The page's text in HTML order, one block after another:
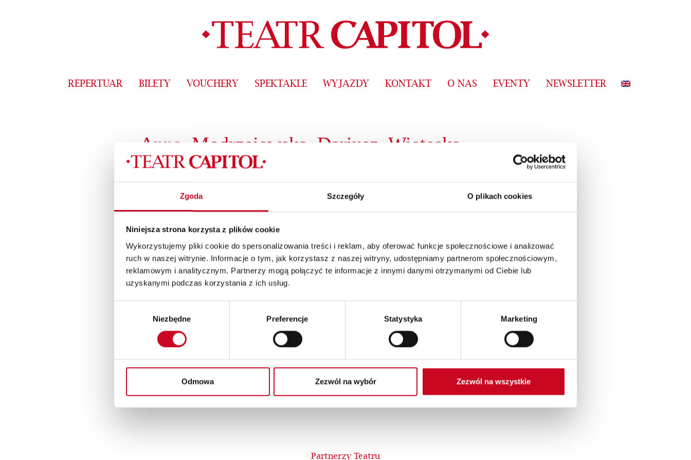
Zgoda Szczegóły O plikach cookies
Niniejsza strona korzysta z plików cookie
Wykorzystujemy pliki cookie do spersonalizowania treści i reklam, aby oferować funkcje społecznościowe i analizować
ruch w naszej witrynie. Informacje o tym, jak korzystasz z naszej witryny, udostępniamy partnerom społecznościowym,
reklamowym i analitycznym. Partnerzy mogą połączyć te informacje z innymi danymi otrzymanymi od Ciebie lub
uzyskanymi podczas korzystania z ich usług.
Niezbędne Preferencje Statystyka Marketing
Odmowa Zezwól na wybór Zezwól na wszystkie
REPERTUAR BILETY VOUCHERY SPEKTAKLE WYJAZDY KONTAKT O NAS EVENTY NEWSLETTER
Anna_Modrzejewska_Dariusz_Wieteska
Partnerzy Teatru